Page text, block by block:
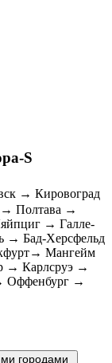
S
→ Кировоград
→ Полтава →
→ Галле-
→ Бад-Херсфельд
Мангейм
→ Карлсруэ →
Оффенбург →